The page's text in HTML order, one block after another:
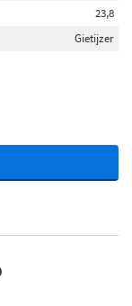
23,8
Gietijzer